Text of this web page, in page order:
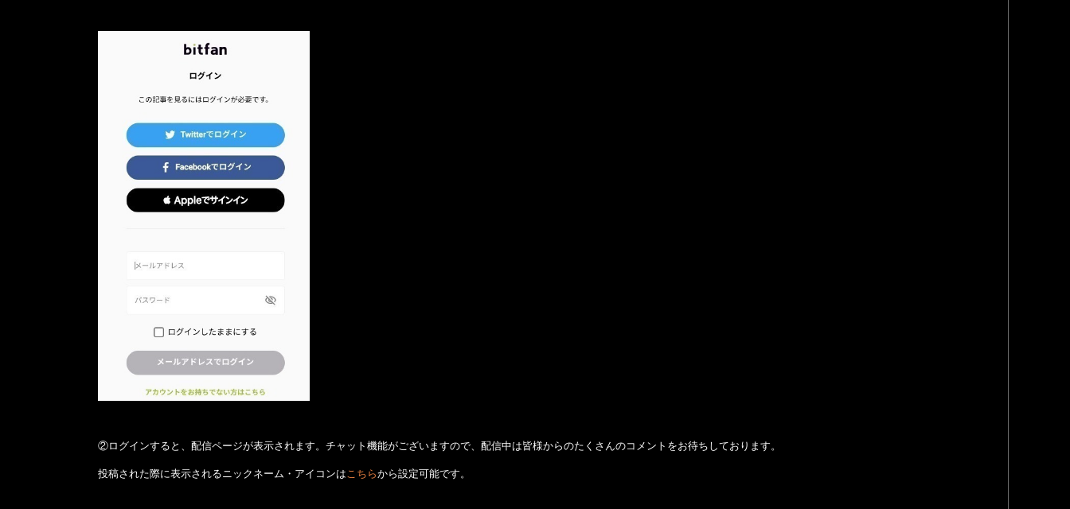
②ログインすると、配信ページが表示されます。チャット機能がございますので、配信中は皆様からのたくさんのコメントをお待ちしております。
投稿された際に表示されるニックネーム・アイコンは こちらから設定可能です。